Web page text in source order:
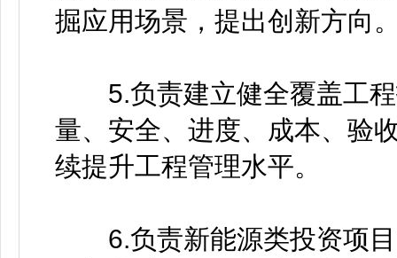
掘应用场景，提出创新方向
5.负责建立健全覆盖工程
量、安全、进度、成本、验
续提升工程管理水平。
6.负责新能源类投资项目